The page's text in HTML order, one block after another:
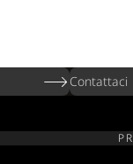
Contattaci